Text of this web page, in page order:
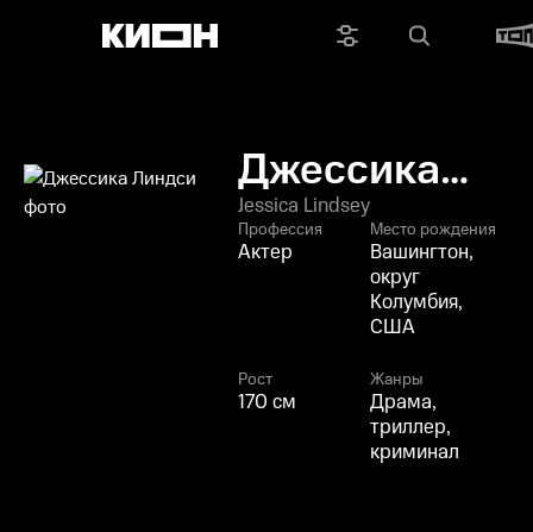
Джессика
Линдси
Jessica Lindsey
Профессия
Актер
Место рождения
Вашингтон,
округ
Колумбия,
США
Рост
170 см
Жанры
Драма,
триллер,
криминал